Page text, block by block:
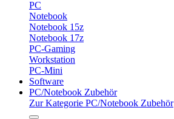
PC
Notebook
Notebook 15z
Notebook 17z
PC-Gaming
Workstation
PC-Mini
Software
PC/Notebook Zubehör
Zur Kategorie PC/Notebook Zubehör